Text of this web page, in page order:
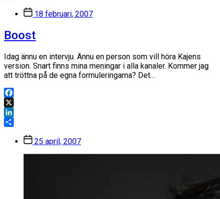
Inläggsdatum
18 februari, 2007
Boost
Idag ännu en intervju. Ännu en person som vill höra Kajens
version. Snart finns mina meningar i alla kanaler. Kommer jag
att tröttna på de egna formuleringarna? Det…
Facebook
X
LinkedIn
Inläggsdatum
25 april, 2007